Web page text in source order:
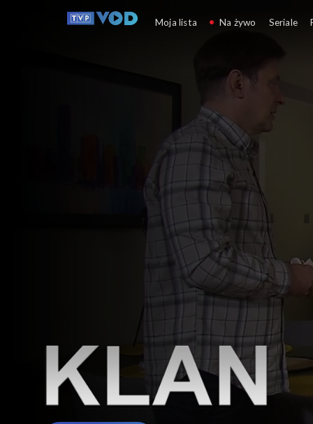
Klan
Moja lista Na żywo Seriale